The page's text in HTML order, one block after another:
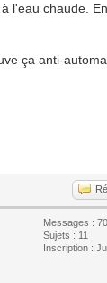
l'eau chaude.
ça anti-
Messages : 70
Sujets : 11
Inscription :